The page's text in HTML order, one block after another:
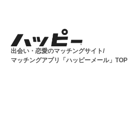
出会い・恋愛のマッチングサイト/
マッチングアプリ「ハッピーメール」TOP